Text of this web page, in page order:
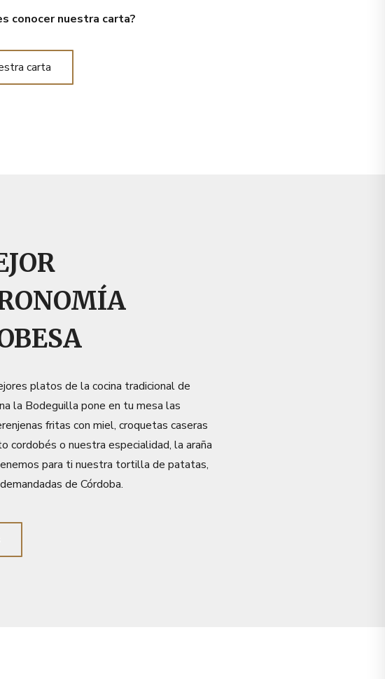
conocer nuestra carta?
carta
platos de la cocina tradicional de
la Bodeguilla pone en tu mesa las
fritas con miel, croquetas caseras
cordobés o nuestra especialidad, la araña
para ti nuestra tortilla de patatas,
de Córdoba.